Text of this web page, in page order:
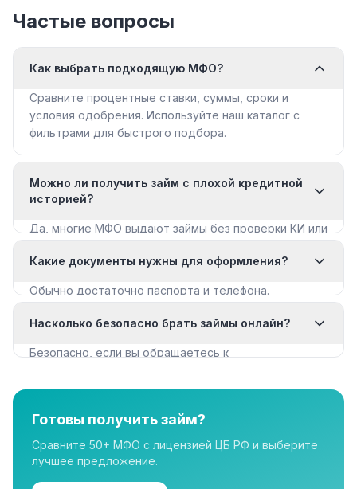
Частые вопросы
Как выбрать подходящую МФО?
Сравните процентные ставки, суммы, сроки и
условия одобрения. Используйте наш каталог с
фильтрами для быстрого подбора.
Можно ли получить займ с плохой кредитной
историей?
Да, многие МФО выдают займы без проверки КИ или
с плохой КИ».
Какие документы нужны для оформления?
Обычно достаточно паспорта и телефона.
документы для крупных сумм.
Насколько безопасно брать займы онлайн?
Безопасно, если вы обращаетесь к
организации в нашем каталоге имеют лицензию.
Готовы получить займ?
Сравните 50+ МФО с лицензией ЦБ РФ и выберите
лучшее предложение.